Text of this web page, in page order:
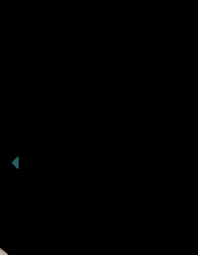
„Mă simt apreciat la
asigură că totul este